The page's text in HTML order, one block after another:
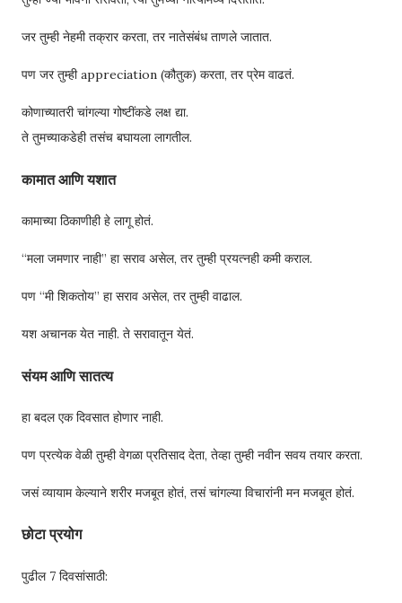
जर तुम्ही नेहमी तक्रार करता, तर नातेसंबंध ताणले जातात.
पण जर तुम्ही appreciation (कौतुक) करता, तर प्रेम वाढतं.
कोणाच्यातरी चांगल्या गोष्टींकडे लक्ष द्या.
ते तुमच्याकडेही तसंच बघायला लागतील.
कामात आणि यशात
कामाच्या ठिकाणीही हे लागू होतं.
“मला जमणार नाही” हा सराव असेल, तर तुम्ही प्रयत्नही कमी कराल.
पण “मी शिकतोय” हा सराव असेल, तर तुम्ही वाढाल.
यश अचानक येत नाही. ते सरावातून येतं.
संयम आणि सातत्य
हा बदल एक दिवसात होणार नाही.
पण प्रत्येक वेळी तुम्ही वेगळा प्रतिसाद देता, तेव्हा तुम्ही नवीन सवय तयार करता.
जसं व्यायाम केल्याने शरीर मजबूत होतं, तसं चांगल्या विचारांनी मन मजबूत होतं.
छोटा प्रयोग
पुढील 7 दिवसांसाठी: